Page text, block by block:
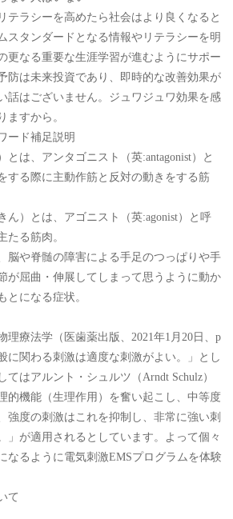
テラシーを高めたら社会はより良くなると
スタンダードとなる情報やリテラシーを明
更なる重要な生涯学習が進むようにサポー
防は未来投資であり、即時的な改善効果が
話はございません。ジュワジュワ効果を感
ますから。
ード補足説明
とは、アンタゴニスト（英:antagonist）と
する際に主動作筋と反対の動きをする筋
ん）とは、アゴニスト（英:agonist）と呼
たる筋肉。
脳や脊髄の障害による手足のつっぱりや手
が屈曲・伸展してしまって思うように動か
とになる症状。
療法学（医歯薬出版、2021年1月20日、p
に関わる刺激は適度な刺激がよい。」とし
てはアルント・シュルツ（Arndt Schulz）
的機能（生理作用）を奮い起こし、中等度
強度の刺激はこれを抑制し、非常に強い刺
」が適用されるとしています。よって個々
なるように電気刺激EMSプログラムを体験
て